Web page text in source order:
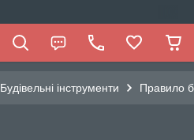
Будівельні інструменти Правило